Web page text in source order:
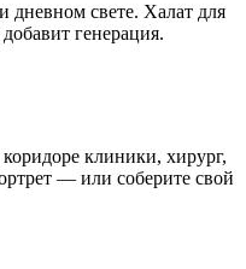
свете. Халат для
генерация.
клиники, хирург,
— или соберите свой